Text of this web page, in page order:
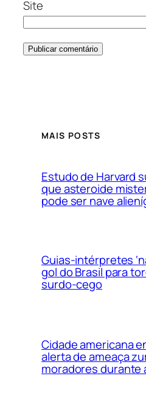
Site
MAIS POSTS
Estudo de Harvard
que asteroide
pode ser nave
Guias-intérpretes
gol do Brasil para
surdo-cego
Cidade americana
alerta de ameaça
moradores durante